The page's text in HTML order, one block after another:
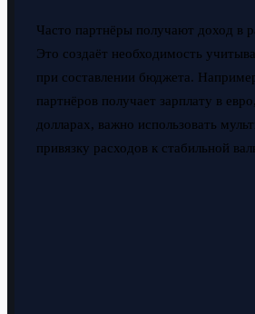
Часто партнёры получают доход в
Это создаёт необходимость
при составлении бюджета.
партнёров получает зарплату в
долларах, важно использовать
привязку расходов к стабильной